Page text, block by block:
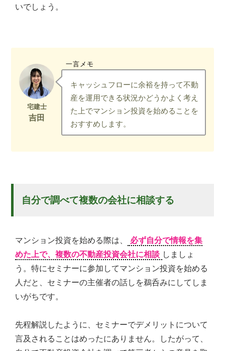
いでしょう。
一言メモ
キャッシュフローに余裕を持って不動
産を運用できる状況かどうかよく考え
た上でマンション投資を始めることを
おすすめします。
自分で調べて複数の会社に相談する
マンション投資を始める際は、
必ず自分で情報を集
めた上で、複数の不動産投資会社に相談 しましょ
う。特にセミナーに参加してマンション投資を始める
人だと、セミナーの主催者の話しを鵜呑みにしてしま
いがちです。
先程解説したように、セミナーでデメリットについて
言及されることはめったにありません。したがって、